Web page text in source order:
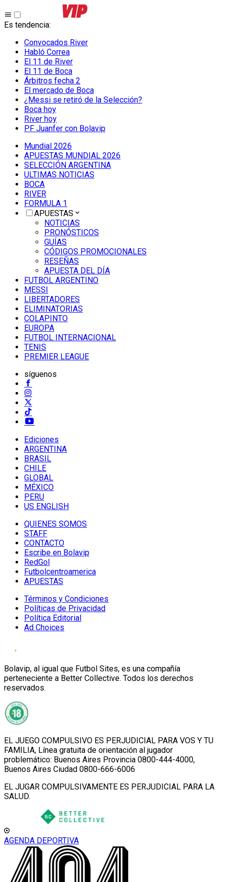
Es tendencia:
Convocados River
Habló Correa
El 11 de River
El 11 de Boca
Árbitros fecha 2
El mercado de Boca
¿Messi se retiró de la Selección?
Boca hoy
River hoy
PF Juanfer con Bolavip
Mundial 2026
APUESTAS MUNDIAL 2026
SELECCIÓN ARGENTINA
ULTIMAS NOTICIAS
BOCA
RIVER
FORMULA 1
APUESTAS
NOTICIAS
PRONÓSTICOS
GUÍAS
CÓDIGOS PROMOCIONALES
RESEÑAS
APUESTA DEL DÍA
FUTBOL ARGENTINO
MESSI
LIBERTADORES
ELIMINATORIAS
COLAPINTO
EUROPA
FUTBOL INTERNACIONAL
TENIS
PREMIER LEAGUE
síguenos
Ediciones
ARGENTINA
BRASIL
CHILE
GLOBAL
MÉXICO
PERU
US ENGLISH
QUIENES SOMOS
STAFF
CONTACTO
Escribe en Bolavip
RedGol
Futbolcentroamerica
APUESTAS
Términos y Condiciones
Políticas de Privacidad
Política Editorial
Ad Choices
Bolavip, al igual que Futbol Sites, es una compañía
perteneciente a Better Collective. Todos los derechos
reservados.
EL JUEGO COMPULSIVO ES PERJUDICIAL PARA VOS Y TU
FAMILIA, Línea gratuita de orientación al jugador
problemático: Buenos Aires Provincia 0800-444-4000,
Buenos Aires Ciudad 0800-666-6006
EL JUGAR COMPULSIVAMENTE ES PERJUDICIAL PARA LA
SALUD.
AGENDA DEPORTIVA